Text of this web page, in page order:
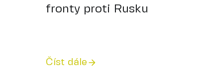
fronty proti Rusku
Číst dále